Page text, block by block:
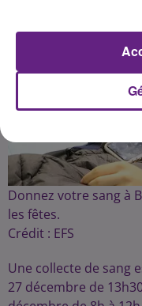
Donnez votre sang à
les fêtes.
Crédit : EFS
Une collecte de sang
27 décembre de